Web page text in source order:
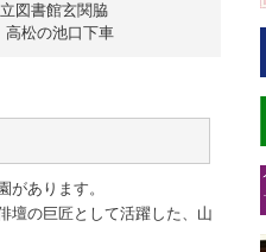
図書館玄関脇
高松の池口下車
があります。
壇の巨匠として活躍した、山